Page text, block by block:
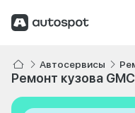
Автосервисы
Ремонт кузова